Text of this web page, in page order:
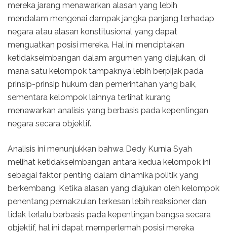
mereka jarang menawarkan alasan yang lebih
mendalam mengenai dampak jangka panjang terhadap
negara atau alasan konstitusional yang dapat
menguatkan posisi mereka. Hal ini menciptakan
ketidakseimbangan dalam argumen yang diajukan, di
mana satu kelompok tampaknya lebih berpijak pada
prinsip-prinsip hukum dan pemerintahan yang baik,
sementara kelompok lainnya terlihat kurang
menawarkan analisis yang berbasis pada kepentingan
negara secara objektif.
Analisis ini menunjukkan bahwa Dedy Kurnia Syah
melihat ketidakseimbangan antara kedua kelompok ini
sebagai faktor penting dalam dinamika politik yang
berkembang. Ketika alasan yang diajukan oleh kelompok
penentang pemakzulan terkesan lebih reaksioner dan
tidak terlalu berbasis pada kepentingan bangsa secara
objektif, hal ini dapat memperlemah posisi mereka